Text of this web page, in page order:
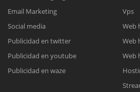
Reunión
Meet para la reunión
Cotización
Chat Online
Todos nuestros ejecutivos están fuera de
Email Marketing
Social media
Publicidad en twitter
Publicidad en youtube
Publicidad en waze
Vps
Web
Web
Web